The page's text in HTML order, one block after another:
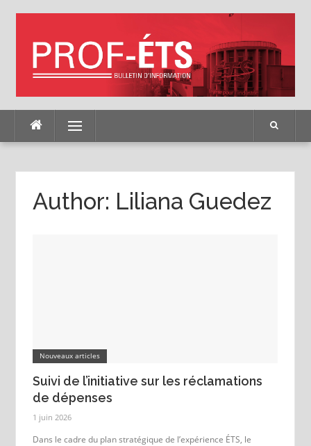
Menu
Author: Liliana Guedez
Nouveaux articles
Suivi de l’initiative sur les réclamations
de dépenses
1 juin 2026
Dans le cadre du plan stratégique de l’expérience ÉTS, le